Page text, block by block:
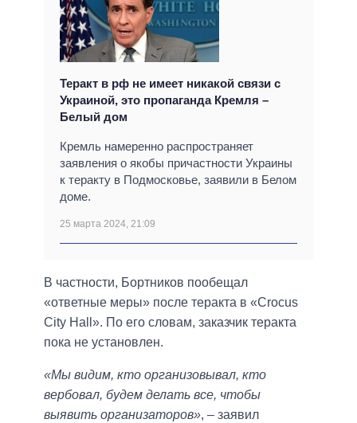
Теракт в рф не имеет никакой связи с
Украиной, это пропаганда Кремля –
Белый дом
Кремль намеренно распространяет
заявления о якобы причастности Украины
к теракту в Подмосковье, заявили в Белом
доме.
25 марта 2024, 21:09
В частности, Бортников пообещал
«ответные меры» после теракта в «Crocus
City Hall». По его словам, заказчик теракта
пока не установлен.
«Мы видим, кто организовывал, кто
вербовал, будем делать все, чтобы
выявить организаторов», – заявил